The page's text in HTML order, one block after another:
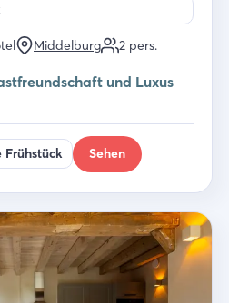
Middelburg 2 pers.
und Luxus
Frühstück Sehen